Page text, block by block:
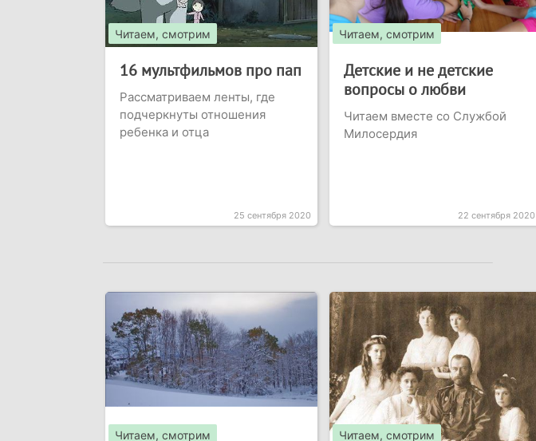
Читаем, смотрим
16 мультфильмов про пап
Рассматриваем ленты, где
подчеркнуты отношения
ребенка и отца
25 сентября 2020
Читаем, смотрим
Детские и не детские
вопросы о любви
Читаем вместе со Службой
Милосердия
22 сентября 2020
Читаем, смотрим Читаем, смотрим